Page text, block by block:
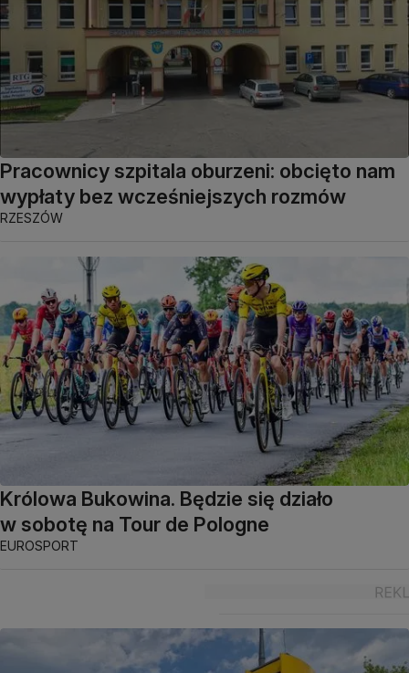
Pracownicy szpitala oburzeni: obcięto nam
wypłaty bez wcześniejszych rozmów
RZESZÓW
Królowa Bukowina. Będzie się działo
w sobotę na Tour de Pologne
EUROSPORT